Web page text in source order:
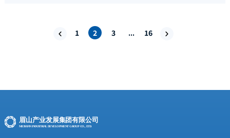
 1 2 3 ... 16 